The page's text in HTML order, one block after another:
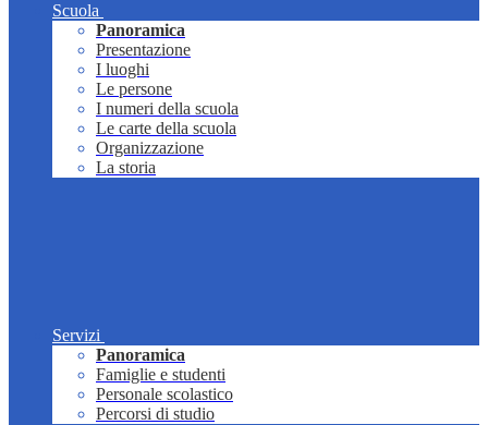
Scuola
Panoramica
Presentazione
I luoghi
Le persone
I numeri della scuola
Le carte della scuola
Organizzazione
La storia
Servizi
Panoramica
Famiglie e studenti
Personale scolastico
Percorsi di studio